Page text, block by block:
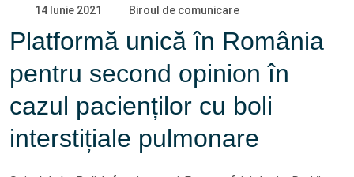
14 Iunie 2021 Biroul de comunicare
Platformă unică în România
pentru second opinion în
cazul pacienților cu boli
interstițiale pulmonare